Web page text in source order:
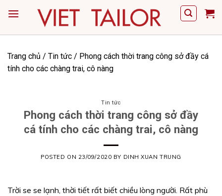
Trang chủ / Tin tức / Phong cách thời trang công sở đầy cá
tính cho các chàng trai, cô nàng
Tin tức
Phong cách thời trang công sở đầy
cá tính cho các chàng trai, cô nàng
POSTED ON 23/09/2020 BY DINH XUAN TRUNG
Trời se se lạnh, thời tiết rất biết chiều lòng người. Rất phù